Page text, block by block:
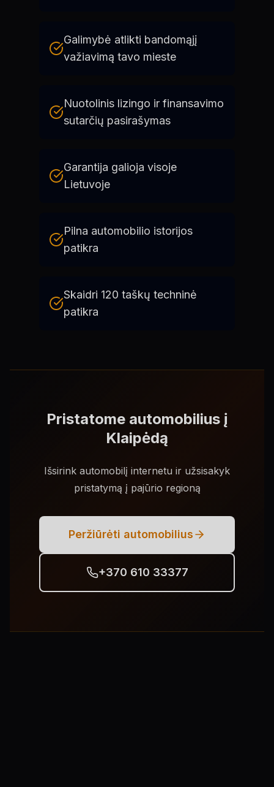
Galimybė atlikti bandomąjį
važiavimą tavo mieste
Nuotolinis lizingo ir finansavimo
sutarčių pasirašymas
Garantija galioja visoje
Lietuvoje
Pilna automobilio istorijos
patikra
Skaidri 120 taškų techninė
patikra
Pristatome automobilius į
Klaipėdą
Išsirink automobilį internetu ir užsisakyk
pristatymą į pajūrio regioną
Peržiūrėti automobilius
+370 610 33377